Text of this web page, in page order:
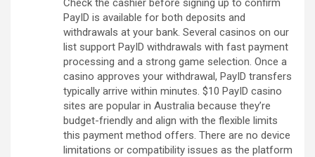
Check the cashier before signing up to confirm
PayID is available for both deposits and
withdrawals at your bank. Several casinos on our
list support PayID withdrawals with fast payment
processing and a strong game selection. Once a
casino approves your withdrawal, PayID transfers
typically arrive within minutes. $10 PayID casino
sites are popular in Australia because they’re
budget-friendly and align with the flexible limits
this payment method offers. There are no device
limitations or compatibility issues as the platform